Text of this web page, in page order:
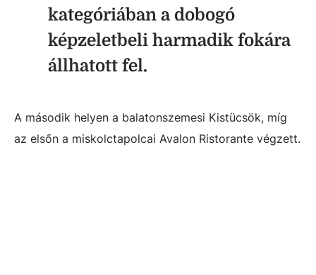
kategóriában a dobogó
képzeletbeli harmadik fokára
állhatott fel.
A második helyen a balatonszemesi Kistücsök, míg
az elsőn a miskolctapolcai Avalon Ristorante végzett.